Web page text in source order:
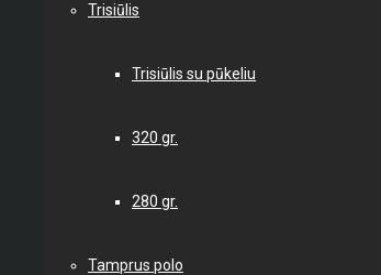
Trisiūlis
Trisiūlis su pūkeliu
320 gr.
280 gr.
Tamprus polo